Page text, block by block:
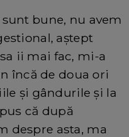
bune, nu avem
aștept
ii mai fac, mi-a
încă de doua ori
și gândurile și la
că după
despre asta, ma